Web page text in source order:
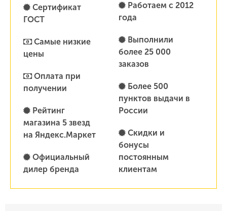
Сертификат
ГОСТ
Самые низкие
цены
Оплата при
получении
Рейтинг
магазина 5 звезд
на Яндекс.Маркет
Официальный
дилер бренда
Работаем с 2012
года
Выполнили
более 25 000
заказов
Более 500
пунктов выдачи в
России
Скидки и
бонусы
постоянным
клиентам